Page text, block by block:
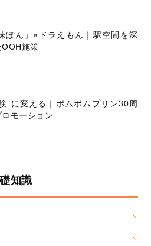
ぽん」×ドラえもん｜駅空間を深
施策
”に変える｜ポムポムプリン30周
モーション
知識